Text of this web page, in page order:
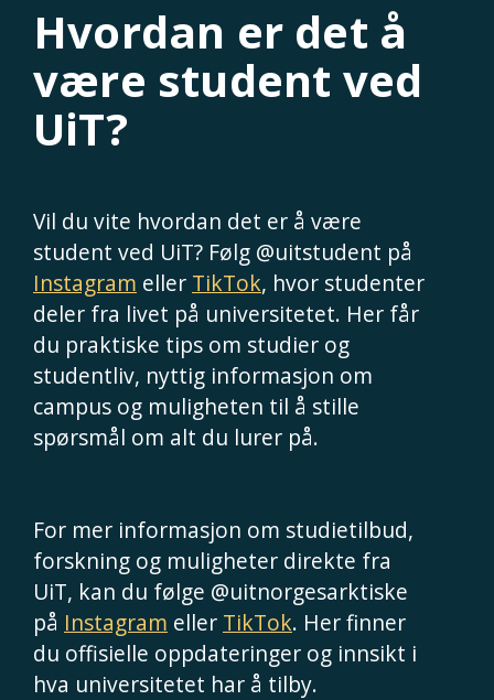
Hvordan er det å
være student ved
UiT?
Vil du vite hvordan det er å være
student ved UiT? Følg @uitstudent på
Instagram eller TikTok, hvor studenter
deler fra livet på universitetet. Her får
du praktiske tips om studier og
studentliv, nyttig informasjon om
campus og muligheten til å stille
spørsmål om alt du lurer på.
For mer informasjon om studietilbud,
forskning og muligheter direkte fra
UiT, kan du følge @uitnorgesarktiske
på Instagram eller TikTok. Her finner
du offisielle oppdateringer og innsikt i
hva universitetet har å tilby.